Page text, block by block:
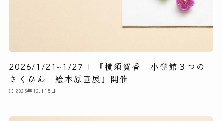
2026/1/21~1/27 | 『横須賀香 小学館３つの
さくひん 絵本原画展』開催
2025年12月15日